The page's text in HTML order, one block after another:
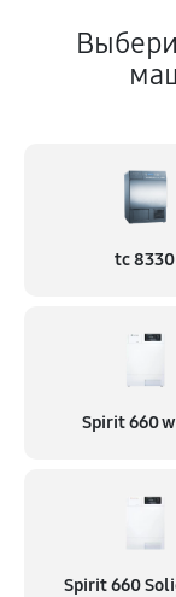
tc 8330
Spirit 660
Spirit 660